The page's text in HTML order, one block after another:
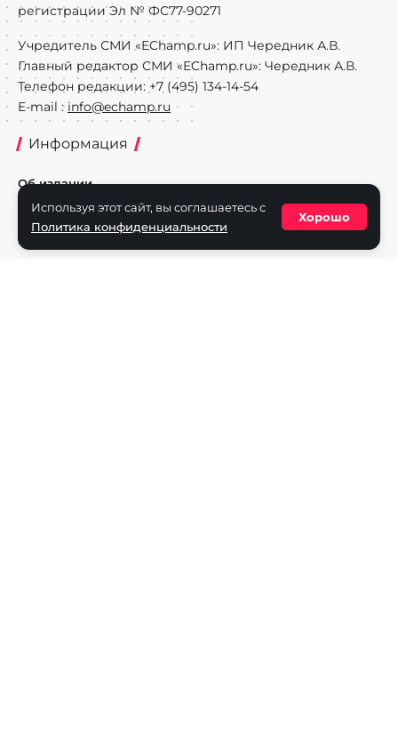
регистрации Эл № ФС77-90271
Учредитель СМИ «EChamp.ru»: ИП Чередник А.В.
Главный редактор СМИ «EChamp.ru»: Чередник А.В.
Телефон редакции: +7 (495) 134-14-54
E-mail : info@echamp.ru
Информация
Об издании
Реклама на портале
Политика конфиденциальности
Используя этот сайт, вы соглашаетесь с
Политика конфиденциальности
Хорошо